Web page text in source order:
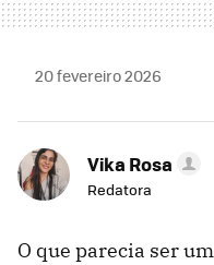
20 fevereiro 2026
Vika Rosa
Redatora
O que parecia ser